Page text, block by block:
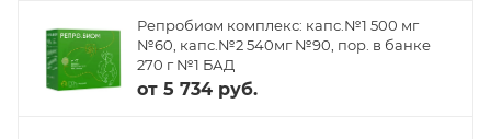
Репробиом комплекс: капс.№1 500 мг
№60, капс.№2 540мг №90, пор. в банке
270 г №1 БАД
от 5 734 руб.